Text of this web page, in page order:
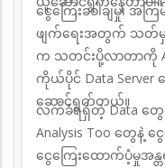
ငွေကြေးခဝါချမှု၊ အ
ဖျက်ရေးအတွက် သတ်
က သတင်းပို့လာတာကို
ကိုယ်ပိုင် Data Server
ဆောင်ရွက်တယ်။
လက်ခံရရှိတဲ့ Data တွ
Analysis Too တွေနဲ့ ငွ
ငွေကြေးထောက်ပံ့မှုအန္တ